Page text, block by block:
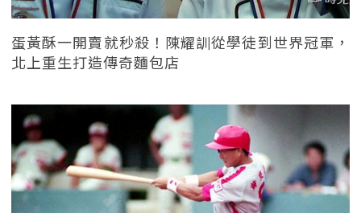
蛋黃酥一開賣就秒殺！陳耀訓從學徒到世界冠軍，
北上重生打造傳奇麵包店